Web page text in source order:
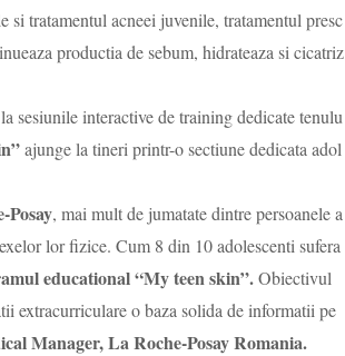
si tratamentul acneei juvenile, tratamentul presc
productia de sebum, hidrateaza si cicatriz
sesiunile interactive de training dedicate tenulu
ajunge la tineri printr-o sectiune dedicata adol
, mai mult de jumatate dintre persoanele a
lor fizice. Cum 8 din 10 adolescenti sufera
educational “My teen skin”.Obiectivul
extracurriculare o baza solida de informatii pe
Manager, LaRoche-PosayRomania.